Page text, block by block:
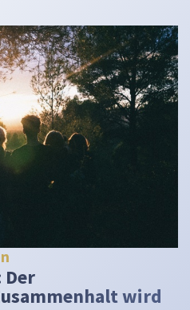
Der
wird